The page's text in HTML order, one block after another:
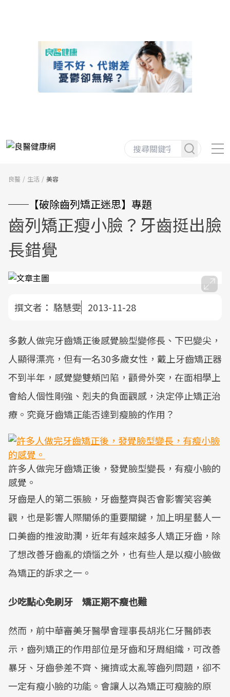
良醫 生活 美容
──【破除齒列矯正迷思】專題
齒列矯正瘦小臉？牙齒挺出臉
長錯覺
撰文者： 駱慧雯 2013-11-28
多數人做完牙齒矯正後感覺臉型變修長、下巴變尖，
人顯得漂亮，但有一名30多歲女性，戴上牙齒矯正器
不到半年，感覺變雙頰凹陷，顴骨外突，在面相學上
會給人個性剛強、剋夫的負面觀感，決定停止矯正治
療。究竟牙齒矯正能否達到瘦臉的作用？
許多人做完牙齒矯正後，發覺臉型變長，有瘦小臉的
感覺。
牙齒是人的第二張臉，牙齒整齊與否會影響笑容美
觀，也是影響人際關係的重要關鍵，加上明星藝人一
口美齒的推波助瀾，近年有越來越多人矯正牙齒，除
了想改善牙齒亂的煩惱之外，也有些人是以瘦小臉做
為矯正的訴求之一。
少吃點心免刷牙 矯正期不瘦也難
然而，前中華審美牙醫學會理事長胡兆仁牙醫師表
示，齒列矯正的作用部位是牙齒和牙周組織，可改善
暴牙、牙齒參差不齊、擁擠或太亂等齒列問題，卻不
一定有瘦小臉的功能。會讓人以為矯正可瘦臉的原